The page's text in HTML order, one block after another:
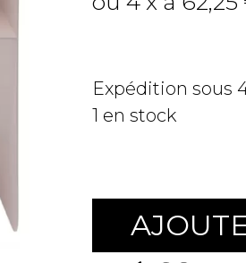
Expédition sous
1 en stock